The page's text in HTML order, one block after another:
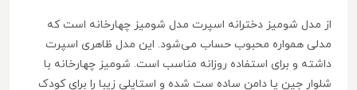
از مدل شومیز دخترانه اسپرت مدل شومیز چهارخانه است که
مدلی همواره محبوب حساب می‌شود. این مدل ظاهری اسپرت
داشته و برای استفاده روزانه مناسب است. شومیز چهارخانه با
شلوار جین یا دامن ساده ست شده و استایلی زیبا را برای کودک